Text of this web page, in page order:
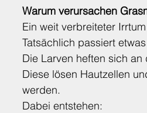
Warum verursachen
Ein weit verbreiteter
Tatsächlich passiert
Die Larven heften sich
Diese lösen Hautzellen
werden.
Dabei entstehen: